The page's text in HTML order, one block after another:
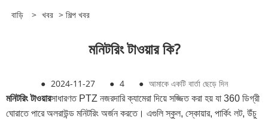
বাড়ি > খবর > শিল্প খবর
মনিটরিং টাওয়ার কি?
● 2024-11-27 ● 4 ● আমাকে একটি বার্তা ছেড়ে দিন
মনিটরিং টাওয়ারসাধারণত PTZ নজরদারি ক্যামেরা দিয়ে সজ্জিত করা হয় যা 360 ডিগ্রী
ঘোরাতে পারে অলরাউন্ড মনিটরিং অর্জন করতে। এগুলি স্কুল, স্কোয়ার, পার্কিং লট, উঁচু